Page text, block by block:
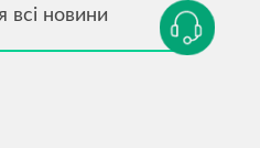
всі новини